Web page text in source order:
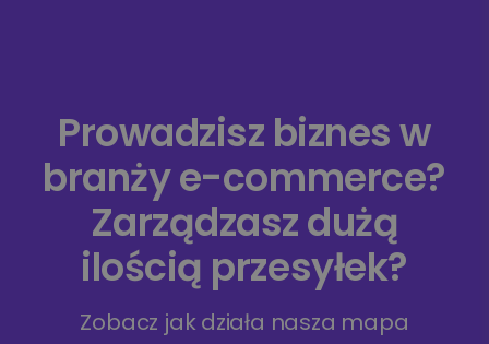
Prowadzisz biznes w
branży e-commerce?
Zarządzasz dużą
ilością przesyłek?
Zobacz jak działa nasza mapa